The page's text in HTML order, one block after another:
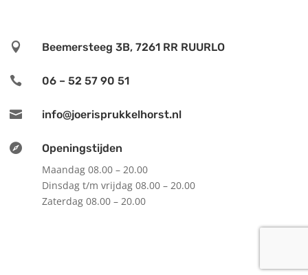
 Beemersteeg 3B, 7261 RR RUURLO
 06 – 52 57 90 51
 info@joerisprukkelhorst.nl

Openingstijden
Maandag 08.00 – 20.00
Dinsdag t/m vrijdag 08.00 – 20.00
Zaterdag 08.00 – 20.00